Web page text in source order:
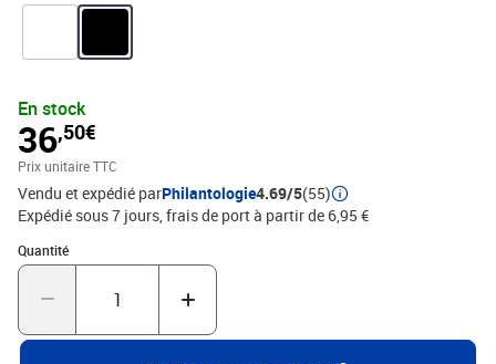
sont disponibles en fond noir ou fond blanc et s'adaptent aux
En stock
36,50€
Prix unitaire TTC
Vendu et expédié parPhilantologie4.69/5(55)
Expédié sous 7 jours, frais de port à partir de 6,95 €
Quantité
Quantité : 1